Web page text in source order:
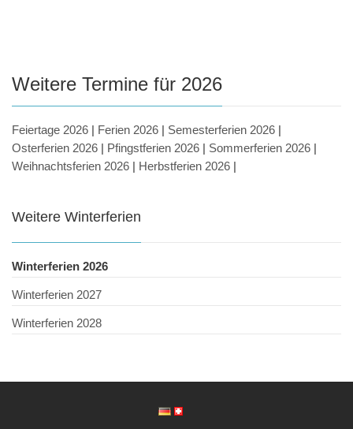
Weitere Termine für 2026
Feiertage 2026 | Ferien 2026 | Semesterferien 2026 |
Osterferien 2026 | Pfingstferien 2026 | Sommerferien 2026 |
Weihnachtsferien 2026 | Herbstferien 2026 |
Weitere Winterferien
Winterferien 2026
Winterferien 2027
Winterferien 2028